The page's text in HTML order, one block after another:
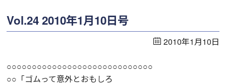
Vol.24 2010年1月10日号
2010年1月10日
○○○○○○○○○○○○○○○○○○○○○○○○○○○○○
○○「ゴムって意外とおもしろ